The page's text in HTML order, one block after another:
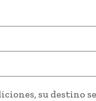
su destino